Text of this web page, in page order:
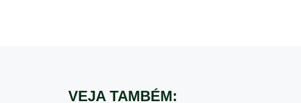
VEJA TAMBÉM: